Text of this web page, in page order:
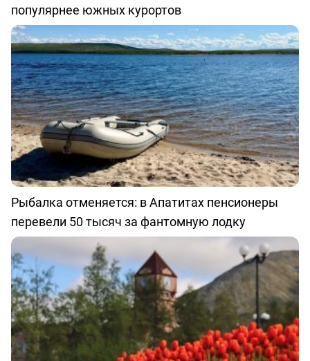
популярнее южных курортов
Рыбалка отменяется: в Апатитах пенсионеры
перевели 50 тысяч за фантомную лодку